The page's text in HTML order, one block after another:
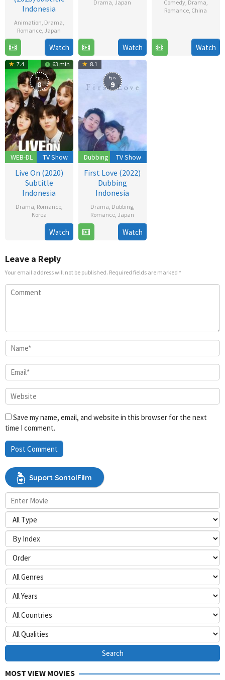
Indonesia
Animation, Drama,
Romance, Japan
Jul
2025
Watch
Drama, Japan
2021
Watch
Comedy, Drama,
Romance, China
Dec
2022Watch
7.4 63 min
WEB-DL
Eps:
8
TV Show
Live On (2020)
Subtitle
Indonesia
Drama, Romance,
Korea
Nov
Bang
Yoo-
Watch
8.1
Dubbing
Eps:
9
TV Show
First Love (2022)
Dubbing
Indonesia
Drama, Dubbing,
Romance, Japan
Nov
Watch
Leave a Reply
Your email address will not be published. Required fields are marked *
Save my name, email, and website in this browser for the next
time I comment.
Suport SontolFilm
MOST VIEW MOVIES